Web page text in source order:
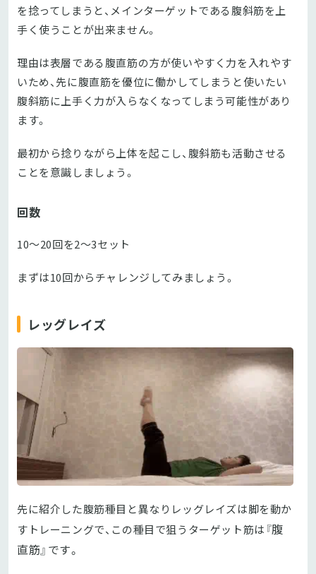
を捻ってしまうと、メインターゲットである腹斜筋を上
手く使うことが出来ません。
理由は表層である腹直筋の方が使いやすく力を入れやす
いため、先に腹直筋を優位に働かしてしまうと使いたい
腹斜筋に上手く力が入らなくなってしまう可能性があり
ます。
最初から捻りながら上体を起こし、腹斜筋も活動させる
ことを意識しましょう。
回数
10～20回を2～3セット
まずは10回からチャレンジしてみましょう。
レッグレイズ
先に紹介した腹筋種目と異なりレッグレイズは脚を動か
すトレーニングで、この種目で狙うターゲット筋は『腹
直筋』です。